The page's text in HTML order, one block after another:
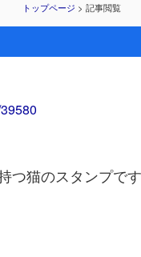
トップページ > 記事閲覧
つ猫のスタンプで